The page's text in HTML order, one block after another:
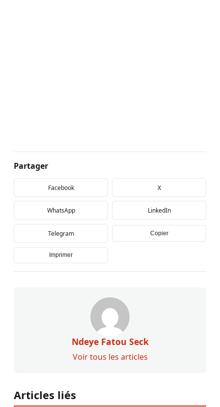
Partager
Facebook X
WhatsApp LinkedIn
Telegram Copier
Imprimer
Ndeye Fatou Seck
Voir tous les articles
Articles liés